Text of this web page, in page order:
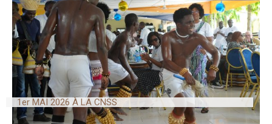
1er MAI 2026 À LA CNSS